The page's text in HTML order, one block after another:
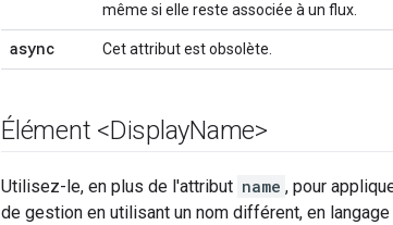
même si elle reste associée à un flux.
async Cet attribut est obsolète.
Élément <DisplayName>
Utilisez-le, en plus de l'attribut name , pour
de gestion en utilisant un nom différent, en langage